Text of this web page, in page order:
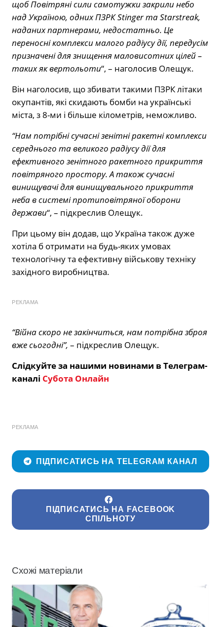
щоб Повітряні сили самотужки закрили небо
над Україною, одних ПЗРК Stinger та Starstreak,
наданих партнерами, недостатньо. Це
переносні комплекси малого радіусу дії, передусім
призначені для знищення маловисотних цілей –
таких як вертольоти“, – наголосив Олещук.
Він наголосив, що збивати такими ПЗРК літаки
окупантів, які скидають бомби на українські
міста, з 8-ми і більше кілометрів, неможливо.
“Нам потрібні сучасні зенітні ракетні комплекси
середнього та великого радіусу дії для
ефективного зенітного ракетного прикриття
повітряного простору. А також сучасні
винищувачі для винищувального прикриття
неба в системі протиповітряної оборони
держави“, – підкреслив Олещук.
При цьому він додав, що Україна також дуже
хотіла б отримати на будь-яких умовах
технологічну та ефективну військову техніку
західного виробництва.
РЕКЛАМА
“Війна скоро не закінчиться, нам потрібна зброя
вже сьогодні”, – підкреслив Олещук.
Слідкуйте за нашими новинами в Телеграм-
каналі Субота Онлайн
РЕКЛАМА
ПІДПИСАТИСЬ НА TELEGRAM КАНАЛ
ПІДПИСАТИСЬ НА FACEBOOK
СПІЛЬНОТУ
Схожі матеріали